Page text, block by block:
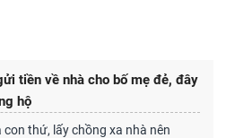
tiền về nhà cho bố mẹ đẻ, đây
hộ
thứ, lấy chồng xa nhà nên